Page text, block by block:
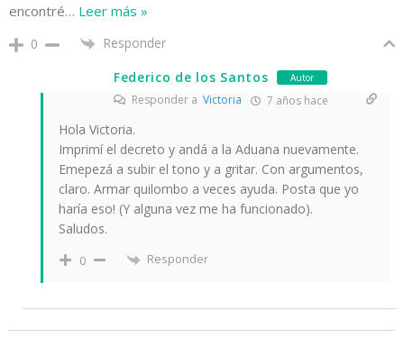
encontré… Leer más »
0 Responder
Federico de los Santos Autor
Responder a Victoria 7 años hace
Hola Victoria.
Imprimí el decreto y andá a la Aduana nuevamente.
Emepezá a subir el tono y a gritar. Con argumentos,
claro. Armar quilombo a veces ayuda. Posta que yo
haría eso! (Y alguna vez me ha funcionado).
Saludos.
0 Responder